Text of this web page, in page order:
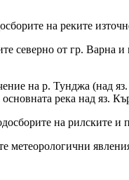
на реките
северно от гр.
на р. Тунджа (над
река над яз.
на рилските